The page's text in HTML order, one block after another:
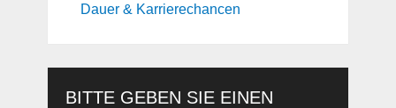
Dauer & Karrierechancen
BITTE GEBEN SIE EINEN